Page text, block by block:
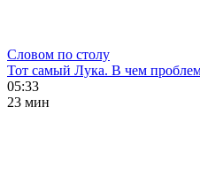
Словом по столу
Тот самый Лука. В чем
05:33
23 мин